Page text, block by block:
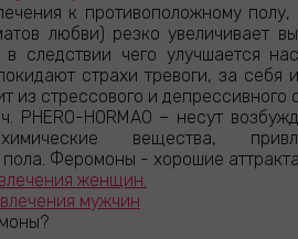
к противоположному
любви) резко увеличивает
следствии чего улучшается
страхи тревоги, за себя
из стрессового и депрессивного
PHERO-HORMAO – несут
вещества,
Феромоны - хорошие
женщин.
мужчин